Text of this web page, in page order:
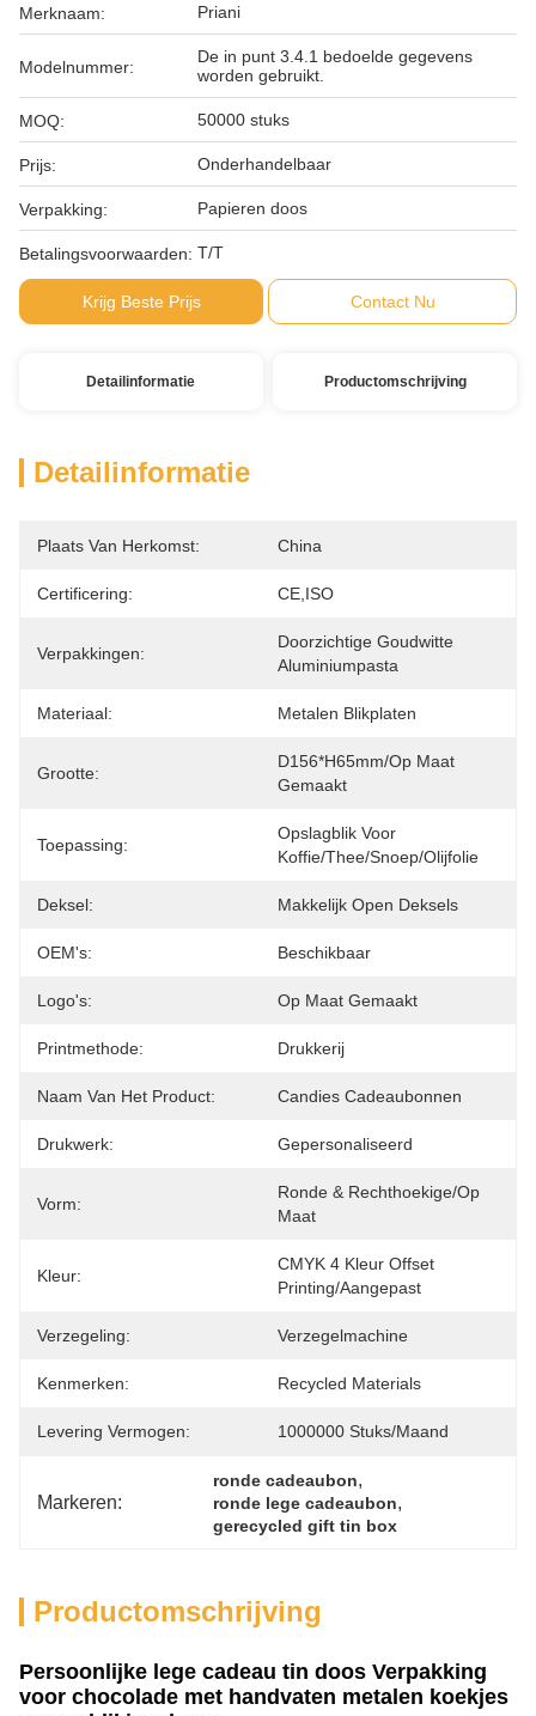
Merknaam: Priani
Modelnummer:
De in punt 3.4.1 bedoelde gegevens
worden gebruikt.
MOQ: 50000 stuks
Prijs: Onderhandelbaar
Verpakking: Papieren doos
Betalingsvoorwaarden: T/T
Krijg Beste Prijs Contact Nu
Detailinformatie Productomschrijving
Detailinformatie
Plaats Van Herkomst: China
Certificering: CE,ISO
Verpakkingen:
Doorzichtige Goudwitte
Aluminiumpasta
Materiaal: Metalen Blikplaten
Grootte:
D156*H65mm/op Maat
Gemaakt
Toepassing:
Opslagblik Voor
Koffie/thee/snoep/olijfolie
Deksel: Makkelijk Open Deksels
OEM's: Beschikbaar
Logo's: Op Maat Gemaakt
Printmethode: Drukkerij
Naam Van Het Product: Candies Cadeaubonnen
Drukwerk: Gepersonaliseerd
Vorm:
Ronde & Rechthoekige/op
Maat
Kleur:
CMYK 4 Kleur Offset
Printing/Aangepast
Verzegeling: Verzegelmachine
Kenmerken: Recycled Materials
Levering Vermogen: 1000000 Stuks/maand
Markeren:
ronde cadeaubon,
ronde lege cadeaubon,
gerecycled gift tin box
Productomschrijving
Persoonlijke lege cadeau tin doos Verpakking
voor chocolade met handvaten metalen koekjes